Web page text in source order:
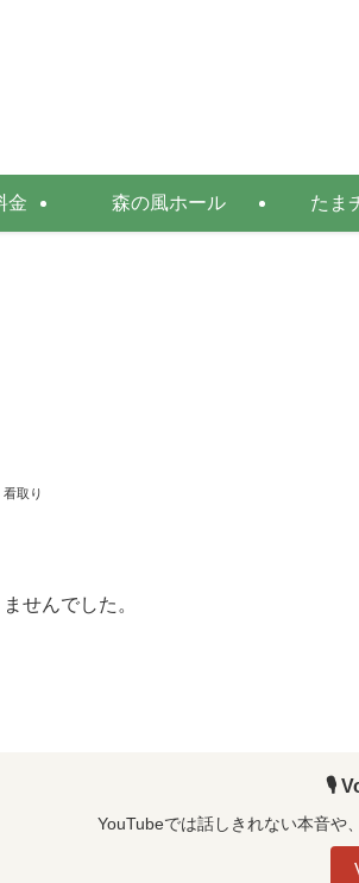
金 森の風ホール たま
看取り
せんでした。
🎙️
YouTubeでは話しきれない本音や